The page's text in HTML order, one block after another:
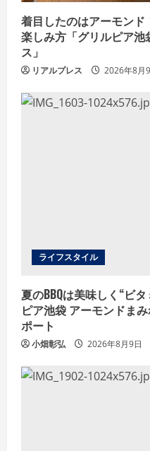
着目したのはアーモンド
楽しみ方「グリルピア池
ス」
リアルプレス 2026年8月
ライフスタイル
夏のBBQは美味しく“ビ
ピア池袋 アーモンドま
ポート
小畑彰弘 2026年8月9日